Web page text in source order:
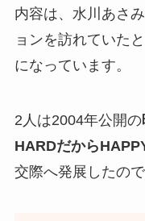
内容は、水川あさ
ョンを訪れていた
になっています。
2人は2004年公開の
HARDだから
交際へ発展したの